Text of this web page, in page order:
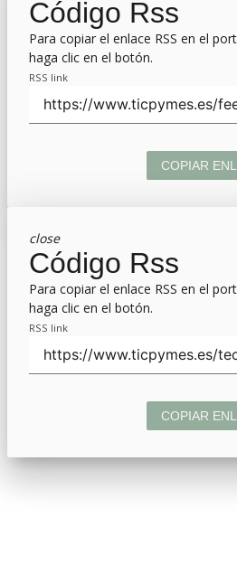
Código Rss
Para copiar el enlace RSS en el
haga clic en el botón.
RSS link
COPIAR
close
Código Rss
Para copiar el enlace RSS en el
haga clic en el botón.
RSS link
COPIAR